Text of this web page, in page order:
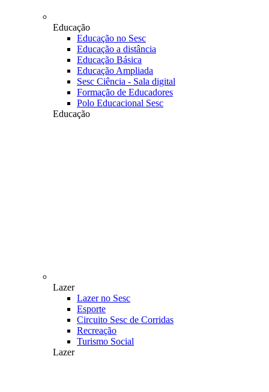
Educação
Educação no Sesc
Educação a distância
Educação Básica
Educação Ampliada
Sesc Ciência - Sala digital
Formação de Educadores
Polo Educacional Sesc
Educação
Lazer
Lazer no Sesc
Esporte
Circuito Sesc de Corridas
Recreação
Turismo Social
Lazer